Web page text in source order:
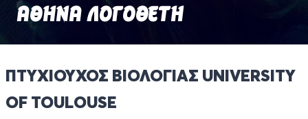
ΑΘΗΝΑ ΛΟΓΟΘΕΤΗ
ΠΤΥΧΙΟΥΧΟΣ ΒΙΟΛΟΓΙΑΣ UNIVERSITY
OF TOULOUSE